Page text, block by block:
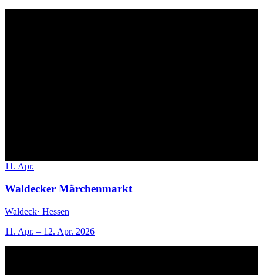
11. Apr.
Waldecker Märchenmarkt
Waldeck· Hessen
11. Apr. – 12. Apr. 2026